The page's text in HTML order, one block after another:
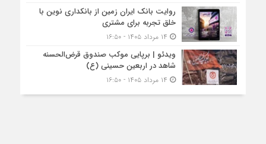
روایت بانک ایران زمین از بانکداری نوین با
خلق تجربه برای مشتری
ویدئو | برپایی موکب صندوق قرض‌الحسنه
شاهد در اربعین حسینی (ع)